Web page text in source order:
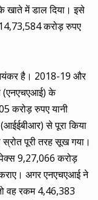
खाते में डाल दिया। इसे
करोड़ रुपए
है। 2018-19 और
(एनएचएआई) के
करोड़ रुपए यानी
से पूरा किया
पूरी तरह सूख गया।
9,27,066 करोड़
अगर एनएचएआई ने
वह रकम 4,46,383